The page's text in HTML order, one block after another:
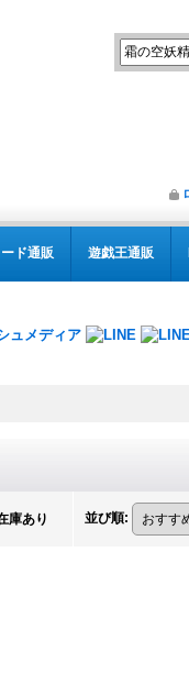
ド通販 遊戯王通販
庫あり 並び順: